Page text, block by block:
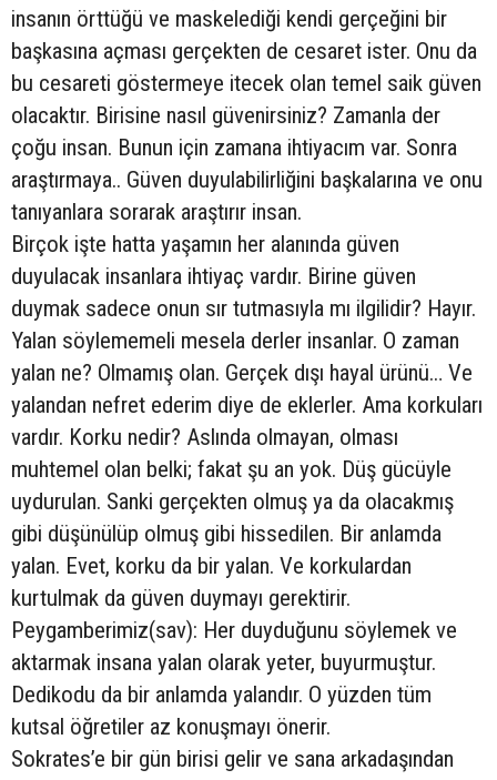
insanın örttüğü ve maskelediği kendi gerçeğini bir
başkasına açması gerçekten de cesaret ister. Onu da
bu cesareti göstermeye itecek olan temel saik güven
olacaktır. Birisine nasıl güvenirsiniz? Zamanla der
çoğu insan. Bunun için zamana ihtiyacım var. Sonra
araştırmaya.. Güven duyulabilirliğini başkalarına ve onu
tanıyanlara sorarak araştırır insan.
Birçok işte hatta yaşamın her alanında güven
duyulacak insanlara ihtiyaç vardır. Birine güven
duymak sadece onun sır tutmasıyla mı ilgilidir? Hayır.
Yalan söylememeli mesela derler insanlar. O zaman
yalan ne? Olmamış olan. Gerçek dışı hayal ürünü… Ve
yalandan nefret ederim diye de eklerler. Ama korkuları
vardır. Korku nedir? Aslında olmayan, olması
muhtemel olan belki; fakat şu an yok. Düş gücüyle
uydurulan. Sanki gerçekten olmuş ya da olacakmış
gibi düşünülüp olmuş gibi hissedilen. Bir anlamda
yalan. Evet, korku da bir yalan. Ve korkulardan
kurtulmak da güven duymayı gerektirir.
Peygamberimiz(sav): Her duyduğunu söylemek ve
aktarmak insana yalan olarak yeter, buyurmuştur.
Dedikodu da bir anlamda yalandır. O yüzden tüm
kutsal öğretiler az konuşmayı önerir.
Sokrates’e bir gün birisi gelir ve sana arkadaşından